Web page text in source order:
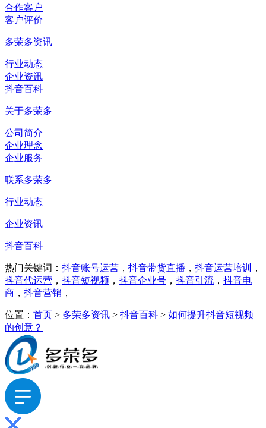
合作客户
客户评价
多荣多资讯
行业动态
企业资讯
抖音百科
关于多荣多
公司简介
企业理念
企业服务
联系多荣多
行业动态
企业资讯
抖音百科
热门关键词： 抖音账号运营 ， 抖音带货直播 ， 抖音运营培训
，
抖音代运营 ， 抖音短视频 ， 抖音企业号 ， 抖音引流 ， 抖音电
商 ， 抖音营销 ，
位置： 首页 > 多荣多资讯 > 抖音百科 > 如何提升抖音短视频
的创意？